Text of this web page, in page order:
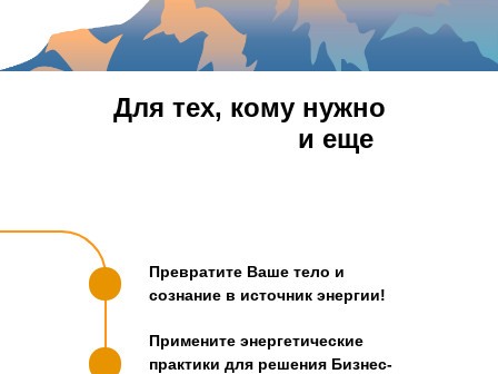
Для тех, кому нужно
и еще
Превратите Ваше тело и
сознание в источник энергии!
Примените энергетические
практики для решения Бизнес-